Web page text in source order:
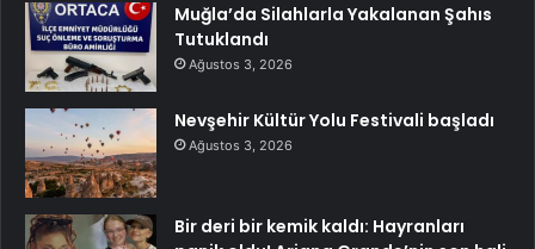
Muğla’da Silahlarla Yakalanan Şahıs
Tutuklandı
Ağustos 3, 2026
Nevşehir Kültür Yolu Festivali başladı
Ağustos 3, 2026
Bir deri bir kemik kaldı: Hayranları